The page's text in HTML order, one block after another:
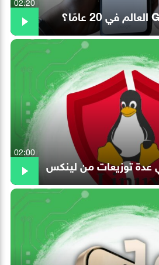
عدة توزيعات من لينكس
02:00